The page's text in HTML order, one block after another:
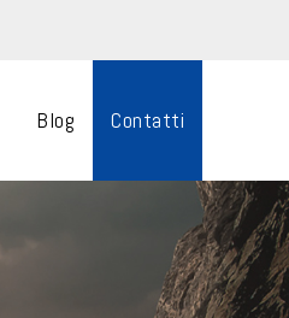
Blog Contatti